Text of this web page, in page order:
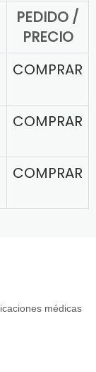
PEDIDO /
PRECIO
COMPRAR
COMPRAR
COMPRAR